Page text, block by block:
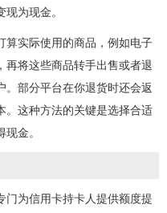
为现金。
算实际使用的商品，例如电子
再将这些商品转手出售或者退
。部分平台在你退货时还会返
。这种方法的关键是选择合适
金。
门为信用卡持卡人提供额度提